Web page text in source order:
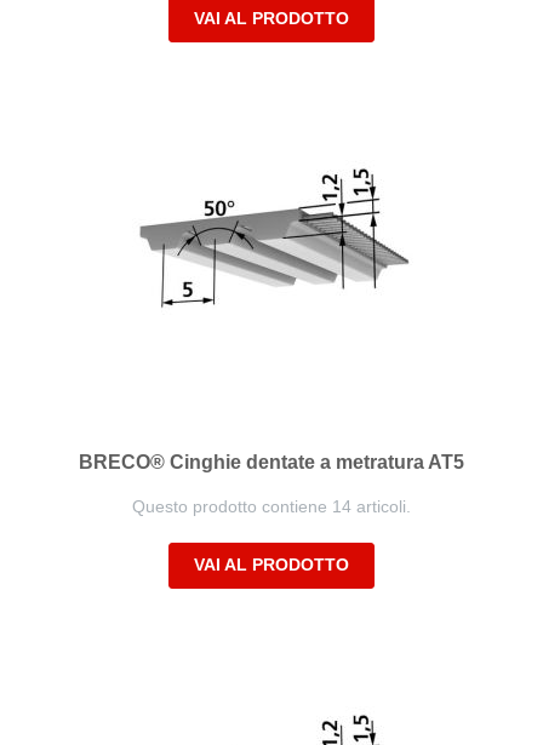
VAI AL PRODOTTO
BRECO® Cinghie dentate a metratura AT5
Questo prodotto contiene 14 articoli.
VAI AL PRODOTTO